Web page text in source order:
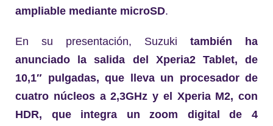
ampliable mediante microSD.
En su presentación, Suzuki también ha
anunciado la salida del Xperia2 Tablet, de
10,1″ pulgadas, que lleva un procesador de
cuatro núcleos a 2,3GHz y el Xperia M2, con
HDR, que integra un zoom digital de 4